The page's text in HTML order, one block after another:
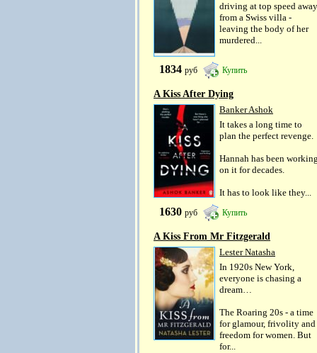
driving at top speed away
from a Swiss villa -
leaving the body of her
murdered...
1834 руб Купить
A Kiss After Dying
Banker Ashok
It takes a long time to
plan the perfect revenge.
Hannah has been
on it for decades.
It has to look like they...
1630 руб Купить
A Kiss From Mr Fitzgerald
Lester Natasha
In 1920s New York,
everyone is chasing a
dream…
The Roaring 20s - a time
for glamour, frivolity and
freedom for women. But
for...